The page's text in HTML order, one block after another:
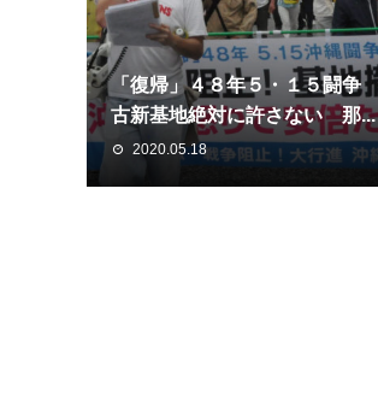
「復帰」４８年５・１５闘
古新基地絶対に許さない 那...
2020.05.18